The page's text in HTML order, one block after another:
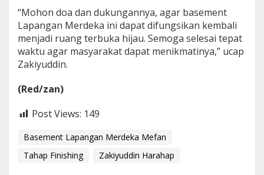
h
a
p
F
i
i
“Mohon doa dan dukungannya, agar basement
Lapangan Merdeka ini dapat difungsikan kembali
menjadi ruang terbuka hijau. Semoga selesai tepat
waktu agar masyarakat dapat menikmatinya,” ucap
Zakiyuddin.
(Red/zan)
Post Views: 149
Basement Lapangan Merdeka Mefan
Tahap Finishing
Zakiyuddin Harahap